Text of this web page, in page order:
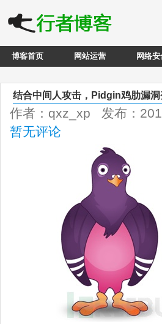
博客首页 网站运营 网络安
结合中间人攻击，Pidgin鸡肋漏
作者：qxz_xp 发布：
暂无评论